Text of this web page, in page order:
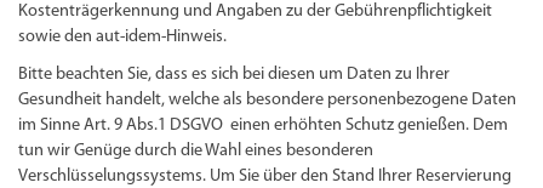
Kostenträgerkennung und Angaben zu der Gebührenpflichtigkeit
sowie den aut-idem-Hinweis.
Bitte beachten Sie, dass es sich bei diesen um Daten zu Ihrer
Gesundheit handelt, welche als besondere personenbezogene Daten
im Sinne Art. 9 Abs.1 DSGVO einen erhöhten Schutz genießen. Dem
tun wir Genüge durch die Wahl eines besonderen
Verschlüsselungssystems. Um Sie über den Stand Ihrer Reservierung